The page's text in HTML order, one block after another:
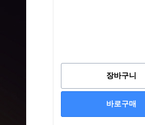
장바구니
바로구매